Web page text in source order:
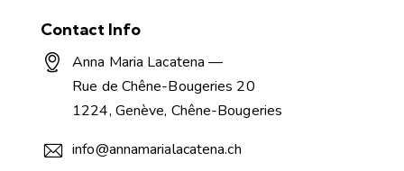
l
t
e
a
t
Contact Info
Anna Maria Lacatena —
Rue de Chêne-Bougeries 20
1224, Genève, Chêne-Bougeries
info@annamarialacatena.ch